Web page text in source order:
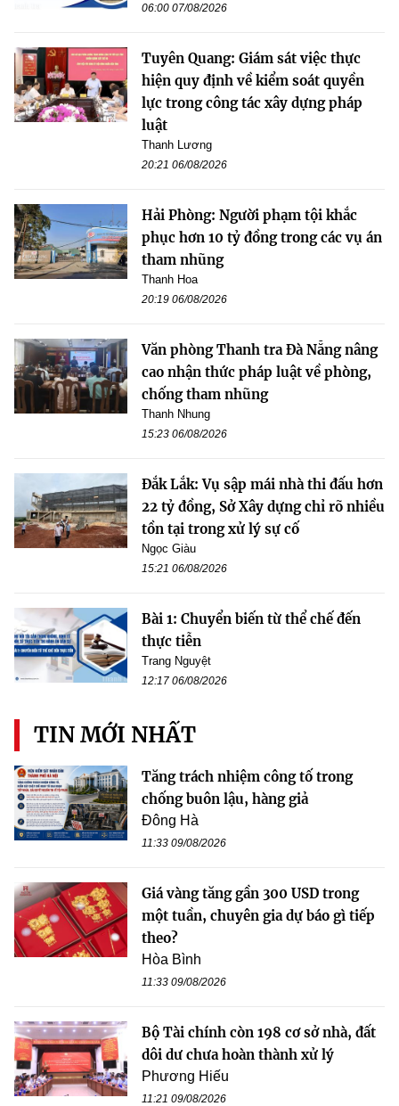
06:00 07/08/2026
Tuyên Quang: Giám sát việc thực
hiện quy định về kiểm soát quyền
lực trong công tác xây dựng pháp
luật
Thanh Lương
20:21 06/08/2026
Hải Phòng: Người phạm tội khắc
phục hơn 10 tỷ đồng trong các vụ án
tham nhũng
Thanh Hoa
20:19 06/08/2026
Văn phòng Thanh tra Đà Nẵng nâng
cao nhận thức pháp luật về phòng,
chống tham nhũng
Thanh Nhung
15:23 06/08/2026
Đắk Lắk: Vụ sập mái nhà thi đấu hơn
22 tỷ đồng, Sở Xây dựng chỉ rõ nhiều
tồn tại trong xử lý sự cố
Ngọc Giàu
15:21 06/08/2026
Bài 1: Chuyển biến từ thể chế đến
thực tiễn
Trang Nguyệt
12:17 06/08/2026
TIN MỚI NHẤT
Tăng trách nhiệm công tố trong
chống buôn lậu, hàng giả
Đông Hà
11:33 09/08/2026
Giá vàng tăng gần 300 USD trong
một tuần, chuyên gia dự báo gì tiếp
theo?
Hòa Bình
11:33 09/08/2026
Bộ Tài chính còn 198 cơ sở nhà, đất
dôi dư chưa hoàn thành xử lý
Phương Hiếu
11:21 09/08/2026